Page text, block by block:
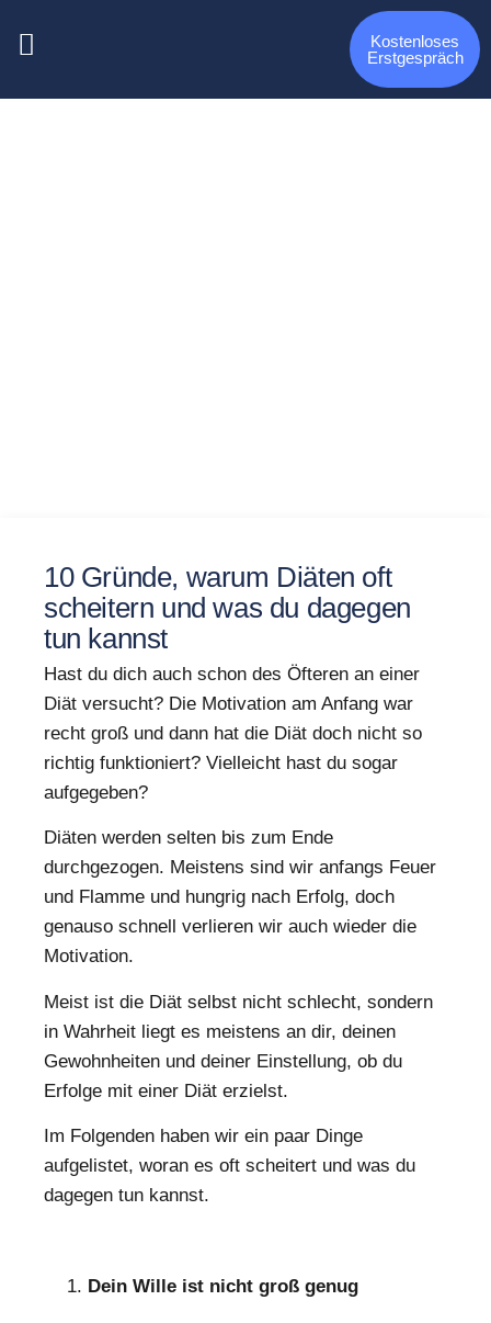
Kostenloses
Erstgespräch
10 Gründe, warum Diäten oft
scheitern und was du dagegen
tun kannst
Hast du dich auch schon des Öfteren an einer
Diät versucht? Die Motivation am Anfang war
recht groß und dann hat die Diät doch nicht so
richtig funktioniert? Vielleicht hast du sogar
aufgegeben?
Diäten werden selten bis zum Ende
durchgezogen. Meistens sind wir anfangs Feuer
und Flamme und hungrig nach Erfolg, doch
genauso schnell verlieren wir auch wieder die
Motivation.
Meist ist die Diät selbst nicht schlecht, sondern
in Wahrheit liegt es meistens an dir, deinen
Gewohnheiten und deiner Einstellung, ob du
Erfolge mit einer Diät erzielst.
Im Folgenden haben wir ein paar Dinge
aufgelistet, woran es oft scheitert und was du
dagegen tun kannst.
Dein Wille ist nicht groß genug